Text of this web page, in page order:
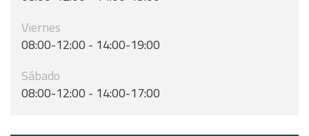
Viernes
08:00-12:00 - 14:00-19:00
Sábado
08:00-12:00 - 14:00-17:00